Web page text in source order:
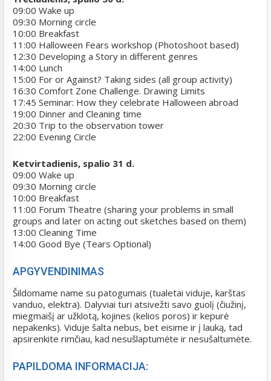
09:00 Wake up
09:30 Morning circle
10:00 Breakfast
11:00 Halloween Fears workshop (Photoshoot based)
12:30 Developing a Story in different genres
14:00 Lunch
15:00 For or Against? Taking sides (all group activity)
16:30 Comfort Zone Challenge. Drawing Limits
17:45 Seminar: How they celebrate Halloween abroad
19:00 Dinner and Cleaning time
20:30 Trip to the observation tower
22:00 Evening Circle
Ketvirtadienis, spalio 31 d.
09:00 Wake up
09:30 Morning circle
10:00 Breakfast
11:00 Forum Theatre (sharing your problems in small
groups and later on acting out sketches based on them)
13:00 Cleaning Time
14:00 Good Bye (Tears Optional)
APGYVENDINIMAS
Šildomame name su patogumais (tualetai viduje, karštas
vanduo, elektra). Dalyviai turi atsivežti savo guolį (čiužinį,
miegmaišį ar užklotą, kojines (kelios poros) ir kepurė
nepakenks). Viduje šalta nebus, bet eisime ir į lauką, tad
apsirenkite rimčiau, kad nesušlaptumėte ir nesušaltumėte.
PAPILDOMA INFORMACIJA: